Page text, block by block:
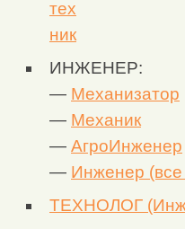
тех
ник
ИНЖЕНЕР:
— Механизатор
— Механик
— АгроИнженер
— Инженер (все
ТЕХНОЛОГ